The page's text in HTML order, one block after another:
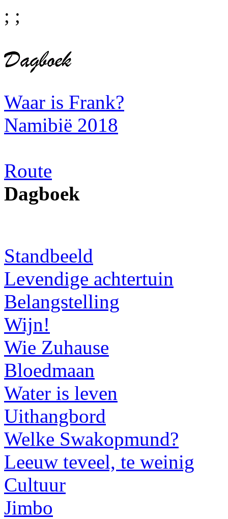
; ;
Waar is Frank?
Namibië 2018
Route
Dagboek
Standbeeld
Levendige achtertuin
Belangstelling
Wijn!
Wie Zuhause
Bloedmaan
Water is leven
Uithangbord
Welke Swakopmund?
Leeuw teveel, te weinig
Cultuur
Jimbo